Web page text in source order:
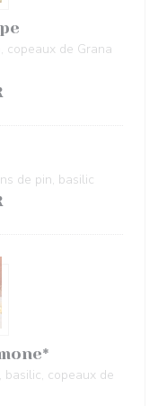
copeaux de Grana
de pin, basilic
basilic, copeaux de